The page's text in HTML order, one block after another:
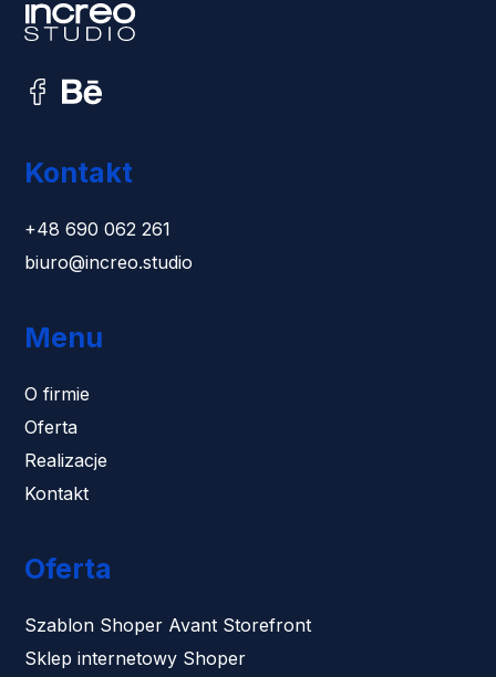
Kontakt
+48 690 062 261
biuro@increo.studio
Menu
O firmie
Oferta
Realizacje
Kontakt
Oferta
Szablon Shoper Avant Storefront
Sklep internetowy Shoper